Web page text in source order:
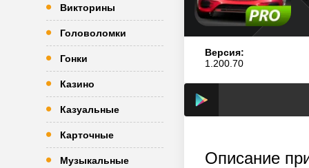
Викторины
Головоломки
Гонки
Казино
Казуальные
Карточные
Музыкальные
Версия:
1.200.70
Описание